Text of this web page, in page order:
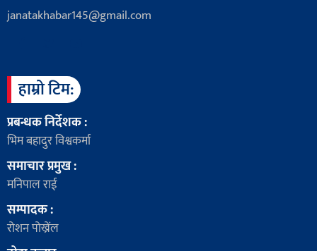
janatakhabar145@gmail.com
हाम्रो टिम:
प्रबन्धक निर्देशक :
भिम बहादुर विश्वकर्मा
समाचार प्रमुख :
मनिपाल राई
सम्पादक :
रोशन पोख्रेंल